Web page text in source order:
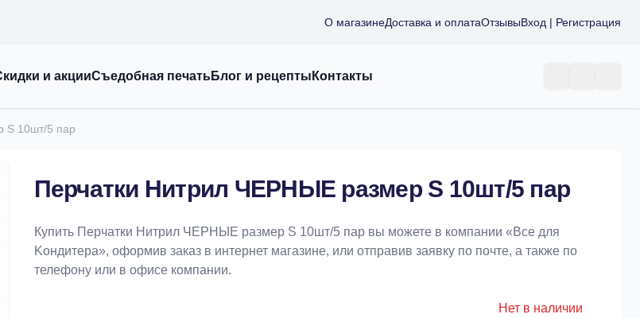
О магазинеДоставка и оплатаОтзывыВход | Регистрация
и акцииСъедобная печатьБлог и рецепты Контакты
S 10шт/5 пар
Перчатки Нитрил ЧЕРНЫЕ размер S 10шт/5 пар
Купить Перчатки Нитрил ЧЕРНЫЕ размер S 10шт/5 пар вы можете в компании «Bce для
Koндитeрa», оформив заказ в интернет магазине, или отправив заявку по почте, а также по
телефону или в офисе компании.
Нет в наличии